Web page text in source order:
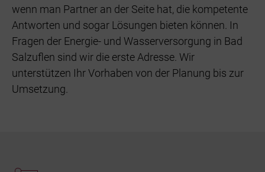
wenn man Partner an der Seite hat, die kompetente
Antworten und sogar Lösungen bieten können. In
Fragen der Energie- und Wasserversorgung in Bad
Salzuflen sind wir die erste Adresse. Wir
unterstützen Ihr Vorhaben von der Planung bis zur
Umsetzung.